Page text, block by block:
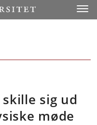
sig ud
møde